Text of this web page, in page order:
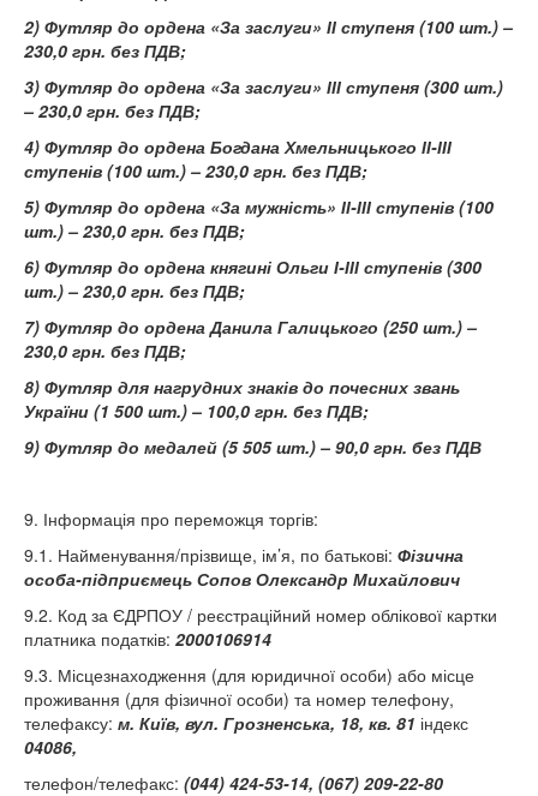
2) Футляр до ордена «За заслуги» ІІ ступеня (100 шт.) –
230,0 грн. без ПДВ;
3) Футляр до ордена «За заслуги» ІІІ ступеня (300 шт.)
– 230,0 грн. без ПДВ;
4) Футляр до ордена Богдана Хмельницького ІІ-ІІІ
ступенів (100 шт.) – 230,0 грн. без ПДВ;
5) Футляр до ордена «За мужність» ІІ-ІІІ ступенів (100
шт.) – 230,0 грн. без ПДВ;
6) Футляр до ордена княгині Ольги І-ІІІ ступенів (300
шт.) – 230,0 грн. без ПДВ;
7) Футляр до ордена Данила Галицького (250 шт.) –
230,0 грн. без ПДВ;
8) Футляр для нагрудних знаків до почесних звань
України (1 500 шт.) – 100,0 грн. без ПДВ;
9) Футляр до медалей (5 505 шт.) – 90,0 грн. без ПДВ
9. Інформація про переможця торгів:
9.1. Найменування/прізвище, ім’я, по батькові: Фізична
особа-підприємець Сопов Олександр Михайлович
9.2. Код за ЄДРПОУ / реєстраційний номер облікової картки
платника податків: 2000106914
9.3. Місцезнаходження (для юридичної особи) або місце
проживання (для фізичної особи) та номер телефону,
телефаксу: м. Київ, вул. Грозненська, 18, кв. 81 індекс
04086,
телефон/телефакс: (044) 424-53-14, (067) 209-22-80